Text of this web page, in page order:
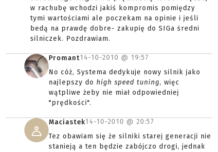
w rachubę wchodzi jakiś kompromis pomiędzy
tymi wartościami ale poczekam na opinie i jeśli
bedą na prawdę dobre- zakupię do SIGa średni
silniczek. Pozdrawiam.
Promant14-10-2010 @ 19:57
No cóż, Systema dedykuje nowy silnik jako
najlepszy do high speed tuning, więc
wątpliwe żeby nie miał odpowiedniej
"prędkości".
Maciastek14-10-2010 @ 20:57
Tez obawiam się że silniki starej generacji nie
stanieją a ten będzie zabójczo drogi, jednak